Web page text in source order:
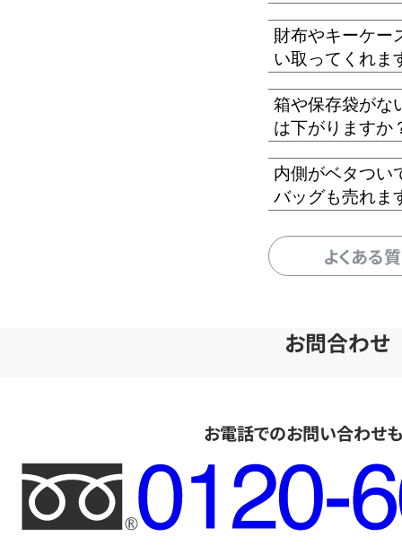
財布やキーケー
い取ってくれま
箱や保存袋がな
は下がりますか
内側がベタつい
バッグも売れま
よくある
お問合わせ
お電話でのお問い合わせ
フ
リ
ー